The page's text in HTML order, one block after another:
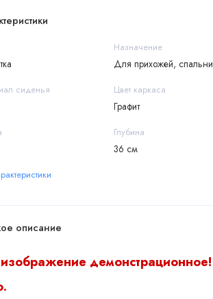
Назначение
Для прихожей, спальни
сиденья Цвет каркаса
Графит
Глубина
36 см
описание
изображение демонстрационное!